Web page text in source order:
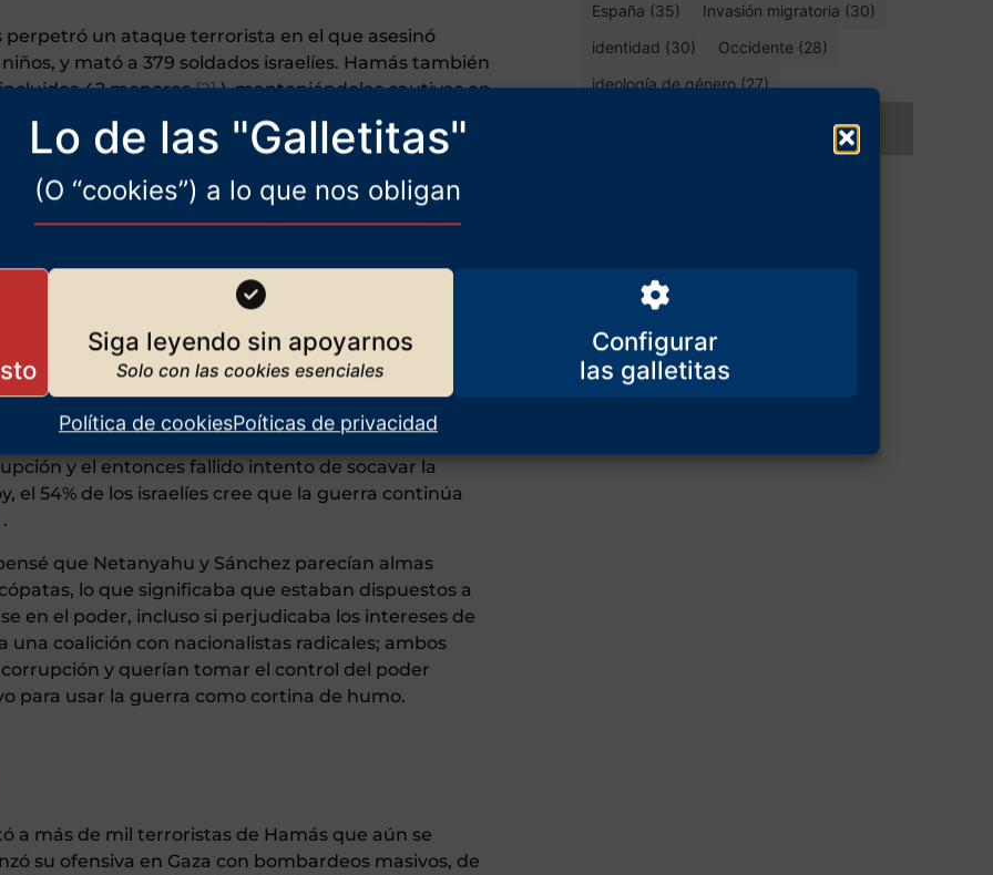
Lo de las "Galletitas"
(O “cookies”) a lo que nos obligan
Siga leyendo sin apoyarnos Configurar
Política de cookiesPoíticas de privacidad
perpetró un ataque terrorista en el que asesinó
y mató a 379 soldados israelíes. Hamás también
42 menores[2]), manteniéndolas cautivas en
las hordas antisemitas parecieron alegrarse, lo que
judío para expresarle mi solidaridad. En esa
ante el error tan grave de los eficaces
mediante los cuales varios países
relaciones diplomáticas con Israel, aislando así al
la preocupación de que Netanyahu, quien
nacionalistas radicales y judíos ultraortodoxos,
su permanencia en el poder mediante una guerra
y el entonces fallido intento de socavar la
el 54% de los israelíes cree que la guerra continúa
.
que Netanyahu y Sánchez parecían almas
lo que significaba que estaban dispuestos a
en el poder, incluso si perjudicaba los intereses de
una coalición con nacionalistas radicales; ambos
y querían tomar el control del poder
para usar la guerra como cortina de humo.
a más de mil terroristas de Hamás que aún se
su ofensiva en Gaza con bombardeos masivos, de
España (35)
Invasión migratoria (30)
identidad (30)
Occidente (28)
ideología de género (27)